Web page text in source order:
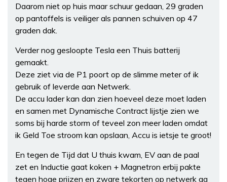
Daarom niet op huis maar schuur gedaan, 29 graden
op pantoffels is veiliger als pannen schuiven op 47
graden dak.
Verder nog gesloopte Tesla een Thuis batterij
gemaakt.
Deze ziet via de P1 poort op de slimme meter of ik
gebruik of leverde aan Netwerk.
De accu lader kan dan zien hoeveel deze moet laden
en samen met Dynamische Contract lijstje zien we
soms bij harde storm of teveel zon meer laden omdat
ik Geld Toe stroom kan opslaan, Accu is ietsje te groot!
En tegen de Tijd dat U thuis kwam, EV aan de paal
zet en Inductie gaat koken + Magnetron erbij pakte
tegen hoge prijzen en zware tekorten op netwerk ga